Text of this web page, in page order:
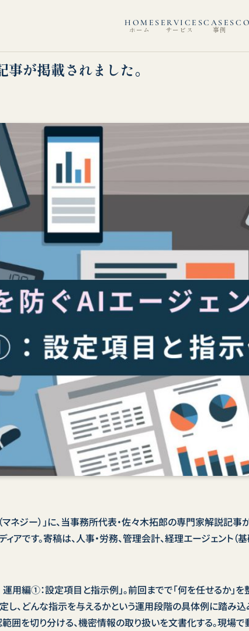
HOME
ホーム
SERVICES
サービス
CASES
事例
が掲載されました。
ネジー）」に、当事務所代表・佐々木拓郎の専門家解説記
です。寄稿は、人事・労務、管理会計、経理エージェント（
用編①：設定項目と指示例」。前回までで「何を任せるか」
し、どんな指示を与えるかという運用段階の具体例に踏み
囲を切り分ける、機密情報の取り扱いを文書化する。現場